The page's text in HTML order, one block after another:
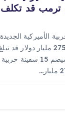
الأميركية
ترمب قد تكلف 275 مليار دولار
الأسطول الذي سيضم 15